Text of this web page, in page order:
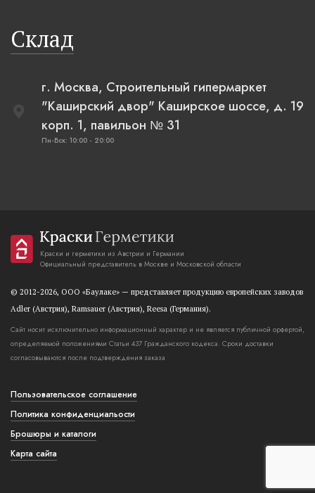
Склад
г. Москва, Строительный гипермаркет
"Каширский двор" Каширское шоссе, д. 19
корп. 1, павильон № 31
Пн-Вск: 10:00 - 20:00
Краски и герметики из Австрии и Германии
Официальный представитель в Москве и Московской области
© 2012-2026, OOO «Баулаке» — представляет продукцию европейских заводов
Adler (Австрия), Ramsauer (Австрия), Reesa (Германия).
Сайт носит исключительно информационный характер и не является публичной орфертой,
определяемой положениями Статьи 437 Гражданского кодекса. Сроки доставки
согласовываются после подтверждения заказа
Пользовательское соглашение
Политика конфиденциальости
Брошюры и каталоги
Карта сайта